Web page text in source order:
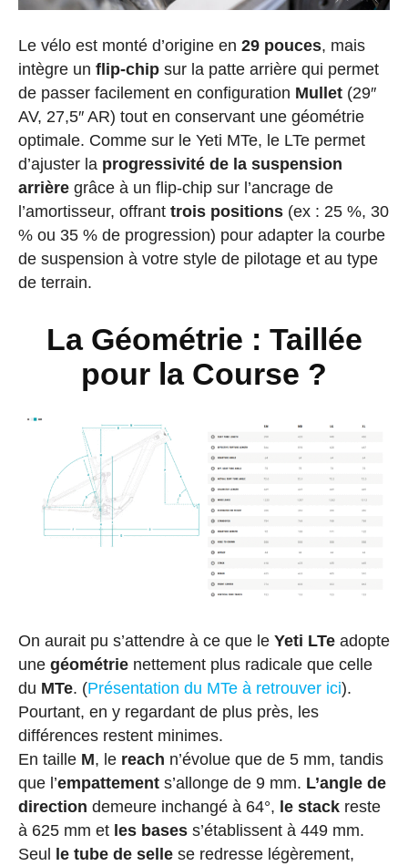
Le vélo est monté d’origine en 29 pouces, mais
intègre un flip-chip sur la patte arrière qui permet
de passer facilement en configuration Mullet (29″
AV, 27,5″ AR) tout en conservant une géométrie
optimale. Comme sur le Yeti MTe, le LTe permet
d’ajuster la progressivité de la suspension
arrière grâce à un flip-chip sur l’ancrage de
l’amortisseur, offrant trois positions (ex : 25 %, 30
% ou 35 % de progression) pour adapter la courbe
de suspension à votre style de pilotage et au type
de terrain.
La Géométrie : Taillée
pour la Course ?
On aurait pu s’attendre à ce que le Yeti LTe adopte
une géométrie nettement plus radicale que celle
du MTe. (Présentation du MTe à retrouver ici).
Pourtant, en y regardant de plus près, les
différences restent minimes.
En taille M, le reach n’évolue que de 5 mm, tandis
que l’empattement s’allonge de 9 mm. L’angle de
direction demeure inchangé à 64°, le stack reste
à 625 mm et les bases s’établissent à 449 mm.
Seul
le tube de selle se redresse légèrement,